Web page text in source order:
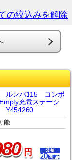
の絞込みを解除
ルンバ115 コンボ
充電ステーシ
Y454260
能
円